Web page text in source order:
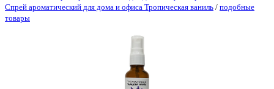
Спрей ароматический для дома и офиса Тропическая ваниль / подобные
товары